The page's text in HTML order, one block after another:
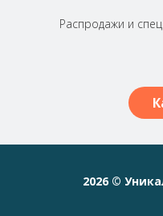
Распродажи и
2026 ©